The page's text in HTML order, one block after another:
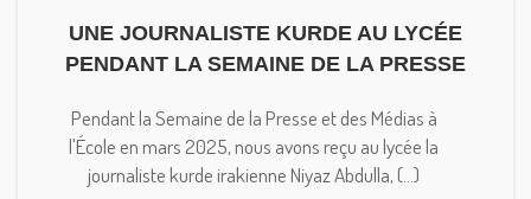
UNE JOURNALISTE KURDE AU LYCÉE
PENDANT LA SEMAINE DE LA PRESSE
Pendant la Semaine de la Presse et des Médias à
l'École en mars 2025, nous avons reçu au lycée la
journaliste kurde irakienne Niyaz Abdulla, (...)